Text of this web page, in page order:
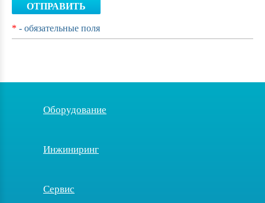
ОТПРАВИТЬ
* - обязательные поля
Оборудование
Инжиниринг
Сервис